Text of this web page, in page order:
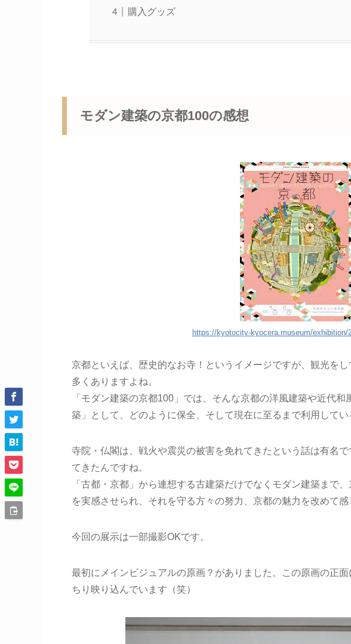
購入グッズ
モダン建築の京都100の感想
https://kyotocity-kyocera.museum/exhibition/
京都といえば、歴史的なお寺！というイメージですが、観光を
多くありますよね。
「モダン建築の京都100」では、そんな京都の洋風建築や近代
築」として、どのように保全、そして現在に至るまで利用して
寺院・仏閣は、戦火や震災の被害を免れてきたという話は有名
てきたんですね。
「古都・京都」から連想する古建築だけでなくモダン建築まで
を実感させられ、それを守る方々の努力、京都の魅力を改めて感
今回の展示は一部撮影OKです。
最初にメインビジュアルの原画？がありました。この原画の正
ちり映り込んでいます（笑）